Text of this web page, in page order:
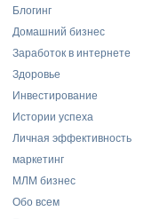
Блогинг
Домашний бизнес
Заработок в интернете
Здоровье
Инвестирование
Истории успеха
Личная эффективность
маркетинг
МЛМ бизнес
Обо всем